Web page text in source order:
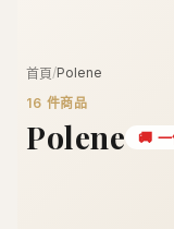
首頁/Polene
16 件商品
Polene 🚚